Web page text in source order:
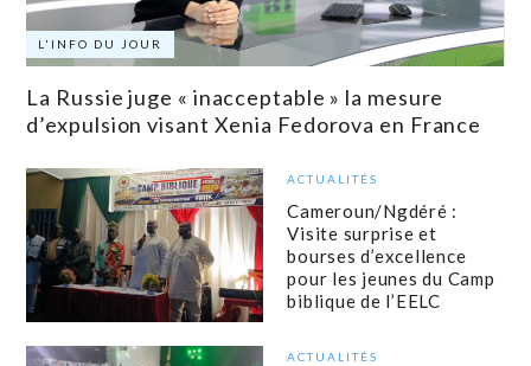
L'INFO DU JOUR
La Russie juge « inacceptable » la mesure
d’expulsion visant Xenia Fedorova en France
ACTUALITÉS
Cameroun/Ngdéré :
Visite surprise et
bourses d’excellence
pour les jeunes du Camp
biblique de l’EELC
ACTUALITÉS